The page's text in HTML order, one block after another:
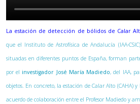
La estación de detección de bólidos de Calar
que el Instituto de Astrofísica de Andalucía (IAA-
situadas en diferentes puntos de España, forman
por el investigador José María Madiedo, del IAA,
objetos. En concreto, la estación de Calar Alto (CAHA)
acuerdo de colaboración entre el Profesor Madiedo y